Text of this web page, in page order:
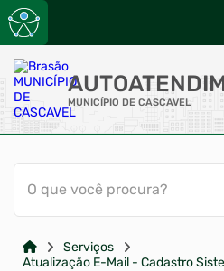
MUNICÍPIO DE CASCAVEL
ACESSO RÁPIDO
Acessibilidade
Órgão Oficial
O que você procura?
Serviços